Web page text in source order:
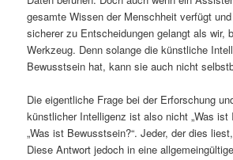
gesamte Wissen der Menschheit verfügt
sicherer zu Entscheidungen gelangt als wir,
Werkzeug. Denn solange die künstliche
Bewusstsein hat, kann sie auch nicht
Die eigentliche Frage bei der Erforschung
künstlicher Intelligenz ist also nicht „Was ist
„Was ist Bewusstsein?“. Jeder, der dies
Diese Antwort jedoch in eine